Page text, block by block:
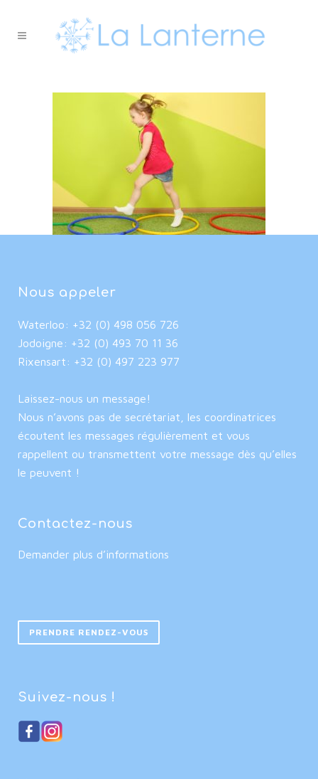
Nous appeler
Waterloo: +32 (0) 498 056 726
Jodoigne: +32 (0) 493 70 11 36
Rixensart: +32 (0) 497 223 977
Laissez-nous un message!
Nous n’avons pas de secrétariat, les coordinatrices
écoutent les messages régulièrement et vous
rappellent ou transmettent votre message dès qu’elles
le peuvent !
Contactez-nous
Demander plus d’informations
PRENDRE RENDEZ-VOUS
Suivez-nous !